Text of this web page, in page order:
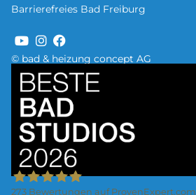
© bad & heizung concept AG
273 Bewertungen auf ProvenExpert.com
Barrierefreies Bad Freiburg